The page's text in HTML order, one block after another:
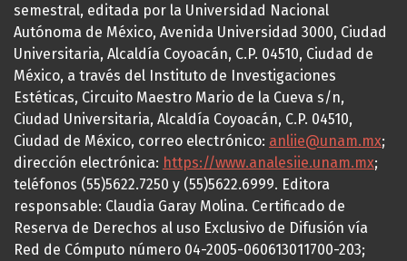
semestral, editada por la Universidad Nacional
Autónoma de México, Avenida Universidad 3000, Ciudad
Universitaria, Alcaldía Coyoacán, C.P. 04510, Ciudad de
México, a través del Instituto de Investigaciones
Estéticas, Circuito Maestro Mario de la Cueva s/n,
Ciudad Universitaria, Alcaldía Coyoacán, C.P. 04510,
Ciudad de México, correo electrónico: anliie@unam.mx;
dirección electrónica: https://www.analesiie.unam.mx;
teléfonos (55)5622.7250 y (55)5622.6999. Editora
responsable: Claudia Garay Molina. Certificado de
Reserva de Derechos al uso Exclusivo de Difusión vía
Red de Cómputo número 04-2005-060613011700-203;